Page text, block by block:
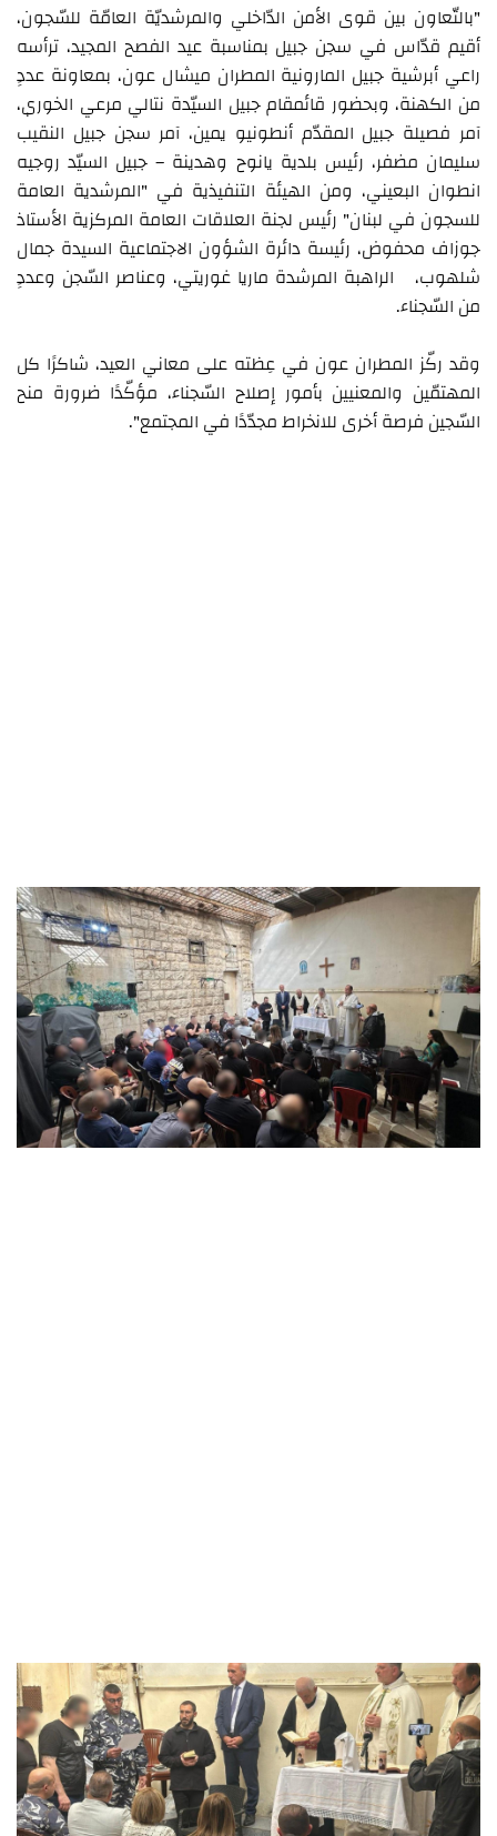
"بالتّعاون بين قوى الأمن الدّاخلي والمرشديّة العامّة للسّجون،
أقيم قدّاس في سجن جبيل بمناسبة عيد الفصح المجيد، ترأسه
راعي أبرشية جبيل المارونية المطران ميشال عون، بمعاونة عددٍ
من الكهنة، وبحضور قائمقام جبيل السيّدة نتالي مرعي الخوري،
آمر فصيلة جبيل المقدّم أنطونيو يمين، آمر سجن جبيل النقيب
سليمان مضفر، رئيس بلدية يانوح وهدينة – جبيل السيّد روجيه
انطوان البعيني، ومن الهيئة التنفيذية في "المرشدية العامة
للسجون في لبنان" رئيس لجنة العلاقات العامة المركزية الأستاذ
جوزاف محفوض، رئيسة دائرة الشؤون الاجتماعية السيدة جمال
شلهوب، الراهبة المرشدة ماريا غوريتي، وعناصر السّجن وعددٍ
من السّجناء.
وقد ركّز المطران عون في عِظته على معاني العيد، شاكرًا كل
المهتمّين والمعنيين بأمور إصلاح السّجناء، مؤكّدًا ضرورة منح
السّجين فرصة أخرى للانخراط مجدّدًا في المجتمع".